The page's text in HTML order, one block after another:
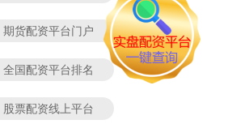
期货配资平台门户
全国配资平台排名
股票配资线上平台